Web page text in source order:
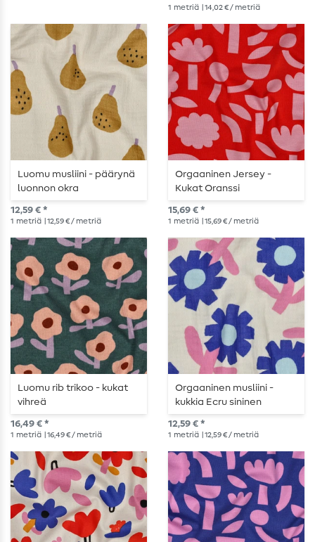
1 metriä | 14,02 € / metriä
Luomu musliini - päärynä
luonnon okra
12,59 € *
1 metriä | 12,59 € / metriä
Orgaaninen Jersey -
Kukat Oranssi
15,69 € *
1 metriä | 15,69 € / metriä
Luomu rib trikoo - kukat
vihreä
16,49 € *
1 metriä | 16,49 € / metriä
Orgaaninen musliini -
kukkia Ecru sininen
12,59 € *
1 metriä | 12,59 € / metriä